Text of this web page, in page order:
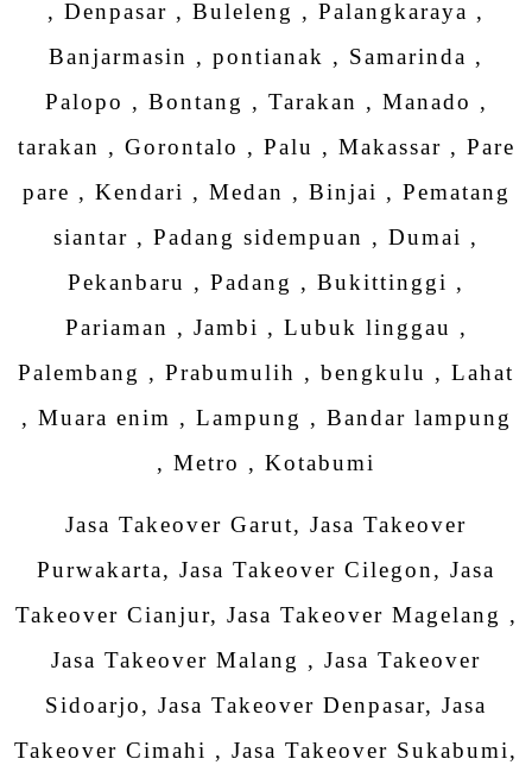
, Denpasar , Buleleng , Palangkaraya ,
Banjarmasin , pontianak , Samarinda ,
Palopo , Bontang , Tarakan , Manado ,
tarakan , Gorontalo , Palu , Makassar , Pare
pare , Kendari , Medan , Binjai , Pematang
siantar , Padang sidempuan , Dumai ,
Pekanbaru , Padang , Bukittinggi ,
Pariaman , Jambi , Lubuk linggau ,
Palembang , Prabumulih , bengkulu , Lahat
, Muara enim , Lampung , Bandar lampung
, Metro , Kotabumi
Jasa Takeover Garut, Jasa Takeover
Purwakarta, Jasa Takeover Cilegon, Jasa
Takeover Cianjur, Jasa Takeover Magelang ,
Jasa Takeover Malang , Jasa Takeover
Sidoarjo, Jasa Takeover Denpasar, Jasa
Takeover Cimahi , Jasa Takeover Sukabumi,